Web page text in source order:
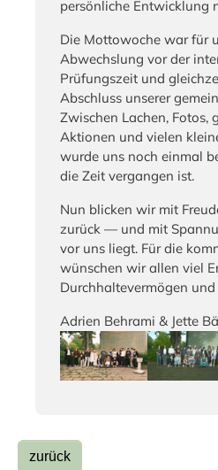
persönliche Entwicklung
Die Mottowoche war für
Abwechslung vor der
Prüfungszeit und
Abschluss unserer
Zwischen Lachen, Fotos,
Aktionen und vielen
wurde uns noch einmal
die Zeit vergangen ist.
Nun blicken wir mit
zurück — und mit
vor uns liegt. Für die
wünschen wir allen viel
Durchhaltevermögen
Adrien Behrami & Jette
zurück